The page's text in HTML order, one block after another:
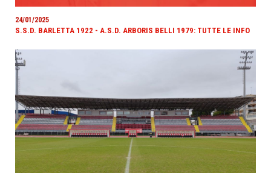
24/01/2025
S.S.D. BARLETTA 1922 - A.S.D. ARBORIS BELLI 1979: TUTTE LE INFO